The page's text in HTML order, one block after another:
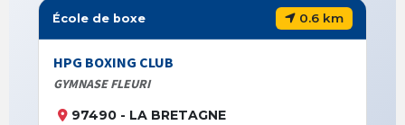
École de boxe 0.6 km
HPG BOXING CLUB
GYMNASE FLEURI
97490 - LA BRETAGNE